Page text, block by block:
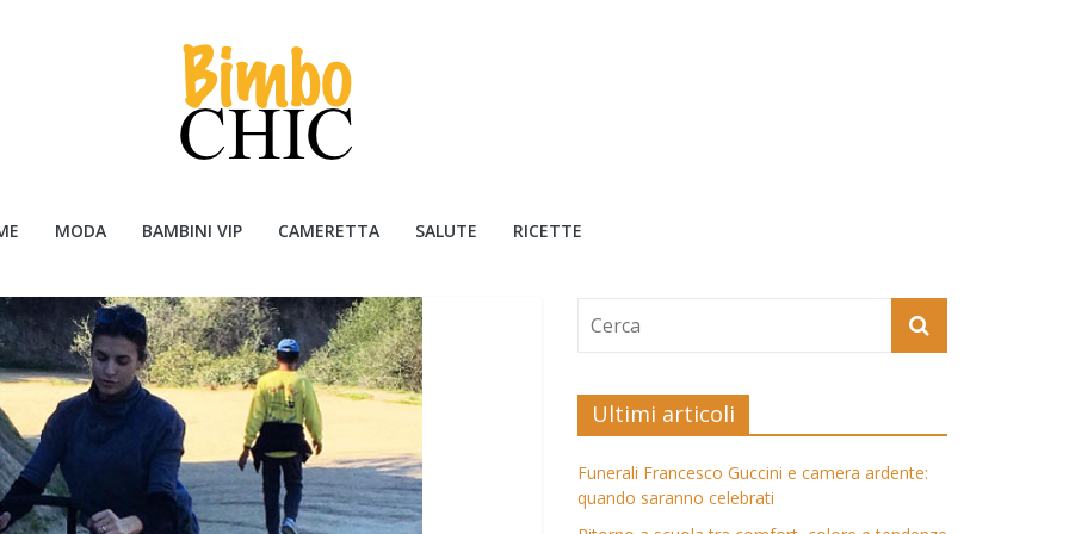
MODA BAMBINI VIP CAMERETTA SALUTE RICETTE
Ultimi articoli
Funerali Francesco Guccini e camera ardente:
quando saranno celebrati